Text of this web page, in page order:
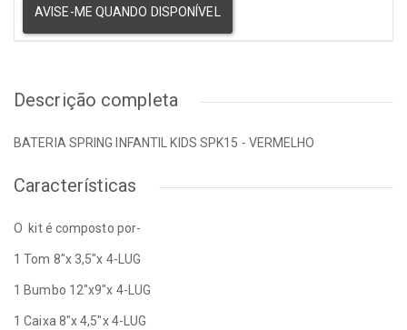
AVISE-ME QUANDO DISPONÍVEL
Descrição completa
BATERIA SPRING INFANTIL KIDS SPK15 - VERMELHO
Características
O kit é composto por-
1 Tom 8"x 3,5"x 4-LUG
1 Bumbo 12"x9"x 4-LUG
1 Caixa 8"x 4,5"x 4-LUG